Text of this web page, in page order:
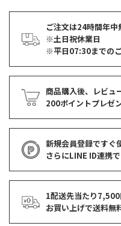
ご注文は24時間年中
※土日祝休業日
※平日07:30までの
商品購入後、レビュ
200ポイントプレゼ
新規会員登録ですぐ
さらにLINE ID連携で
1配送先当たり
お買い上げで送料無